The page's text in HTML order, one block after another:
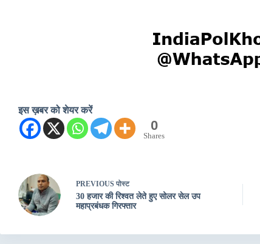
इस ख़बर को शेयर करें
0
Shares
PREVIOUS पोस्ट
30 हजार की रिश्वत लेते हुए सोलर सेल उप
महाप्रबंधक गिरफ्तार